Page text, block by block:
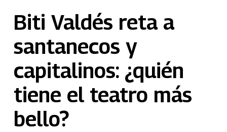
Biti Valdés reta a
santanecos y
capitalinos: ¿quién
tiene el teatro más
bello?